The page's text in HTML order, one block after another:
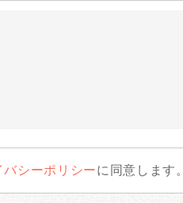
バシーポリシーに同意します。